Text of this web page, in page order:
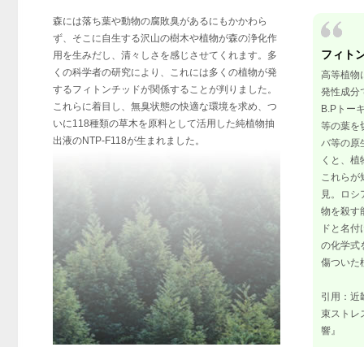
森には落ち葉や動物の腐敗臭があるにもかかわら
ず、そこに自生する沢山の樹木や植物が森の浄化作
用を生みだし、清々しさを感じさせてくれます。多
くの科学者の研究により、これには多くの植物が発
するフィトンチッドが関係することが判りました。
これらに着目し、無臭状態の快適な環境を求め、つ
いに118種類の草木を原料として活用した純植物抽
出液のNTP-F118が生まれました。
フィト
高等植物
発性成分
B.Pトー
等の葉を
バ等の原
くと、
これらが
見。ロシ
物を殺す
ドと名
の化学式
傷ついた
引用：
束ストレ
響』